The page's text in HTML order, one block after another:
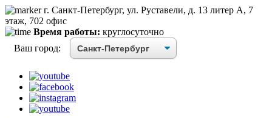
г. Санкт-Петербург, ул. Руставели, д. 13 литер А, 7
этаж, 702 офис
Время работы: круглосуточно
Ваш город: